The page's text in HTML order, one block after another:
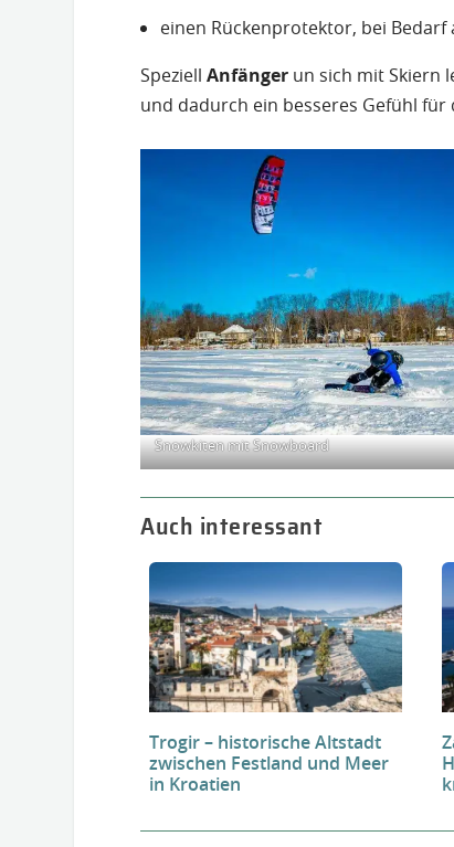
einen Rückenprotektor, bei
SpeziellAnfänger un sich mit Skiern
und dadurch ein besseres Gefühl
Snowkiten mit Snowboard
Auch interessant
Trogir – historische Altstadt
zwischen Festland und Meer
in Kroatien